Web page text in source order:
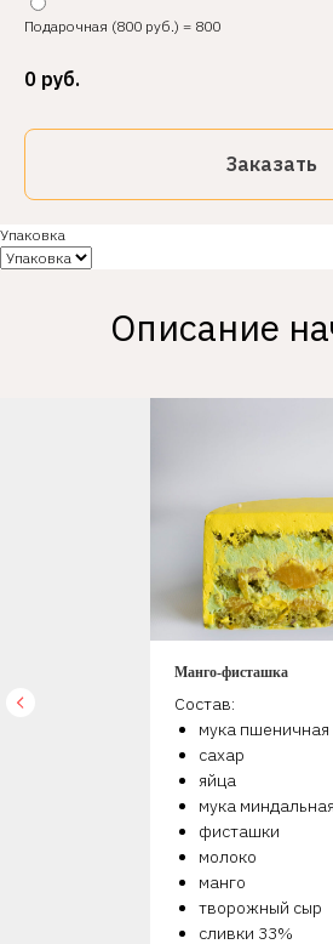
Подарочная (800 руб.) = 800
0 руб.
Заказать
Упаковка
Описание
Манго-фисташка
Состав:
мука пшеничная
сахар
яйца
мука миндальная
фисташки
молоко
манго
творожный сыр
сливки 33%